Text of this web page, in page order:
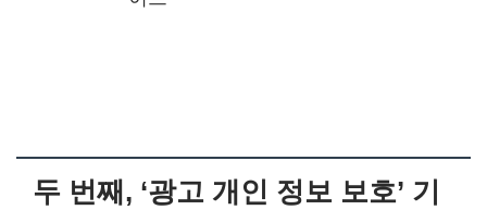
두 번째, ‘광고 개인 정보 보호’ 기